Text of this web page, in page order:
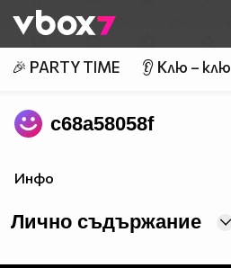
👾
🎉 PARTY TIME 👂 Клю – клю
c68a58058f
Инфо
Лично съдържание